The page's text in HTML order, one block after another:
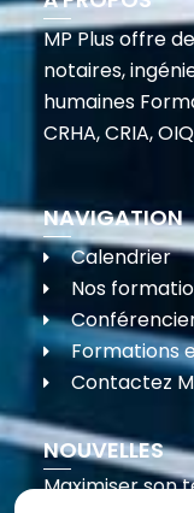
MP Plus offre
notaires,
humaines
CRHA, CRIA, OIQ
NAVIGATION
Calendrier
Nos
Formations
Contactez
NOUVELLES
Maximiser son